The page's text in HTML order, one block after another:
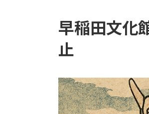
早稲田文化
止